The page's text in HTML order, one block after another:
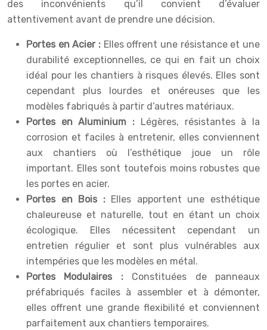
des inconvénients qu’il convient d’évaluer
attentivement avant de prendre une décision.
Portes en Acier : Elles offrent une résistance et une
durabilité exceptionnelles, ce qui en fait un choix
idéal pour les chantiers à risques élevés. Elles sont
cependant plus lourdes et onéreuses que les
modèles fabriqués à partir d’autres matériaux.
Portes en Aluminium : Légères, résistantes à la
corrosion et faciles à entretenir, elles conviennent
aux chantiers où l’esthétique joue un rôle
important. Elles sont toutefois moins robustes que
les portes en acier.
Portes en Bois : Elles apportent une esthétique
chaleureuse et naturelle, tout en étant un choix
écologique. Elles nécessitent cependant un
entretien régulier et sont plus vulnérables aux
intempéries que les modèles en métal.
Portes Modulaires : Constituées de panneaux
préfabriqués faciles à assembler et à démonter,
elles offrent une grande flexibilité et conviennent
parfaitement aux chantiers temporaires.